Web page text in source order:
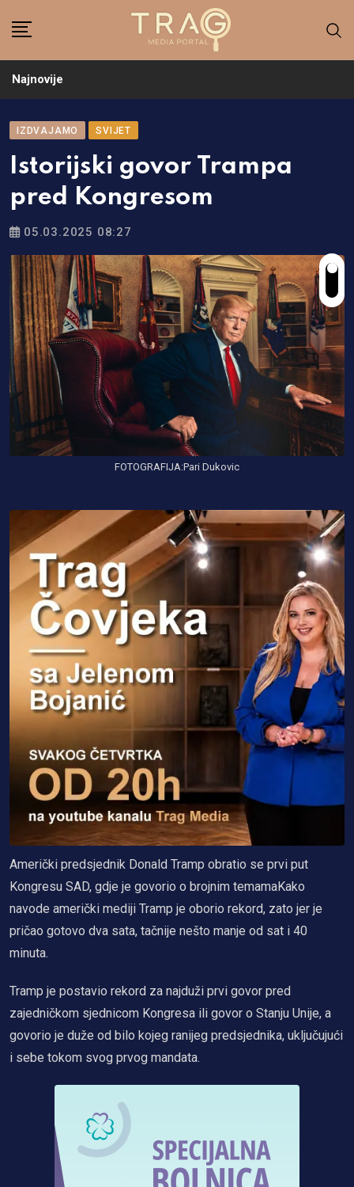
Najnovije
IZDVAJAMO SVIJET
Istorijski govor Trampa
pred Kongresom
05.03.2025 08:27
FOTOGRAFIJA:Pari Dukovic
Američki predsjednik Donald Tramp obratio se prvi put
Kongresu SAD, gdje je govorio o brojnim temamaKako
navode američki mediji Tramp je oborio rekord, zato jer je
pričao gotovo dva sata, tačnije nešto manje od sat i 40
minuta.
Tramp je postavio rekord za najduži prvi govor pred
zajedničkom sjednicom Kongresa ili govor o Stanju Unije, a
govorio je duže od bilo kojeg ranijeg predsjednika, uključujući
i sebe tokom svog prvog mandata.